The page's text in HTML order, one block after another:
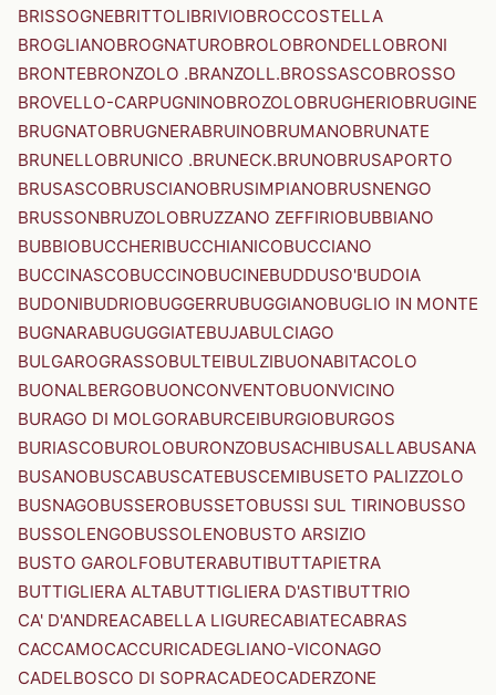
BRISSOGNEBRITTOLIBRIVIOBROCCOSTELLA
BROGLIANOBROGNATUROBROLOBRONDELLOBRONI
BRONTEBRONZOLO .BRANZOLL.BROSSASCOBROSSO
BROVELLO-CARPUGNINOBROZOLOBRUGHERIOBRUGINE
BRUGNATOBRUGNERABRUINOBRUMANOBRUNATE
BRUNELLOBRUNICO .BRUNECK.BRUNOBRUSAPORTO
BRUSASCOBRUSCIANOBRUSIMPIANOBRUSNENGO
BRUSSONBRUZOLOBRUZZANO ZEFFIRIOBUBBIANO
BUBBIOBUCCHERIBUCCHIANICOBUCCIANO
BUCCINASCOBUCCINOBUCINEBUDDUSO'BUDOIA
BUDONIBUDRIOBUGGERRUBUGGIANOBUGLIO IN MONTE
BUGNARABUGUGGIATEBUJABULCIAGO
BULGAROGRASSOBULTEIBULZIBUONABITACOLO
BUONALBERGOBUONCONVENTOBUONVICINO
BURAGO DI MOLGORABURCEIBURGIOBURGOS
BURIASCOBUROLOBURONZOBUSACHIBUSALLABUSANA
BUSANOBUSCABUSCATEBUSCEMIBUSETO PALIZZOLO
BUSNAGOBUSSEROBUSSETOBUSSI SUL TIRINOBUSSO
BUSSOLENGOBUSSOLENOBUSTO ARSIZIO
BUSTO GAROLFOBUTERABUTIBUTTAPIETRA
BUTTIGLIERA ALTABUTTIGLIERA D'ASTIBUTTRIO
CA' D'ANDREACABELLA LIGURECABIATECABRAS
CACCAMOCACCURICADEGLIANO-VICONAGO
CADELBOSCO DI SOPRACADEOCADERZONE